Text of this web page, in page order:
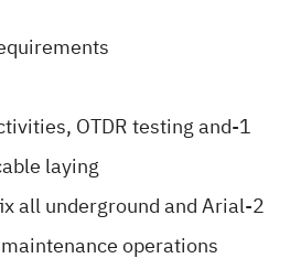
OTDR testing and
laying.
all underground and Arial
operations